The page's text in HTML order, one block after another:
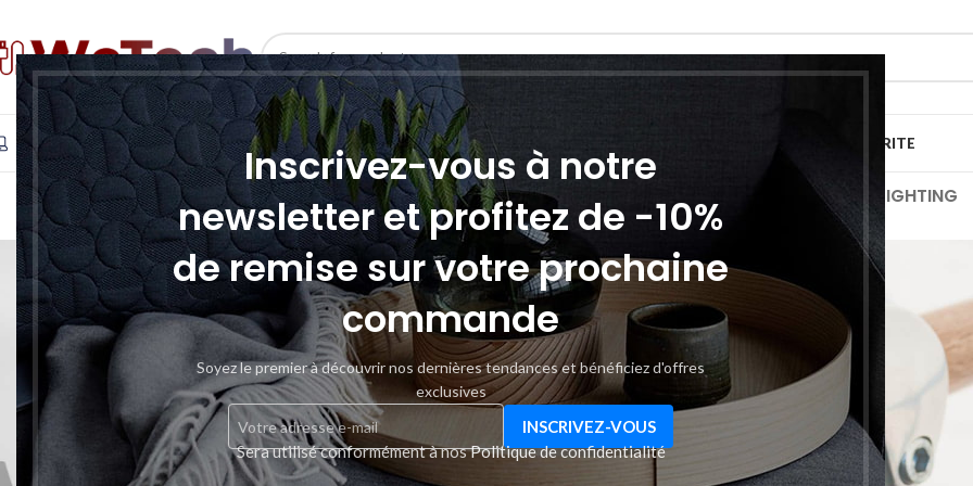
Inscrivez-vous à notre
newsletter et profitez de -10%
de remise sur votre prochaine
commande
Soyez le premier à découvrir nos dernières tendances et bénéficiez d'offres
exclusives
Sera utilisé conformément à nosPolitique de confidentialité
SELECT CATEGORY
INFORMATIQUE TÉLÉPHONIE & TABLETTE STOCKAGE IMPRESSION RESEAU ET SECURITE
ALLACCESSORIES KITCHEN LIGHTING